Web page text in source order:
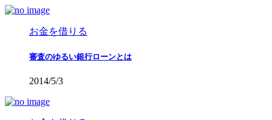
お金を借りる
審査のゆるい銀行ローンとは
2014/5/3